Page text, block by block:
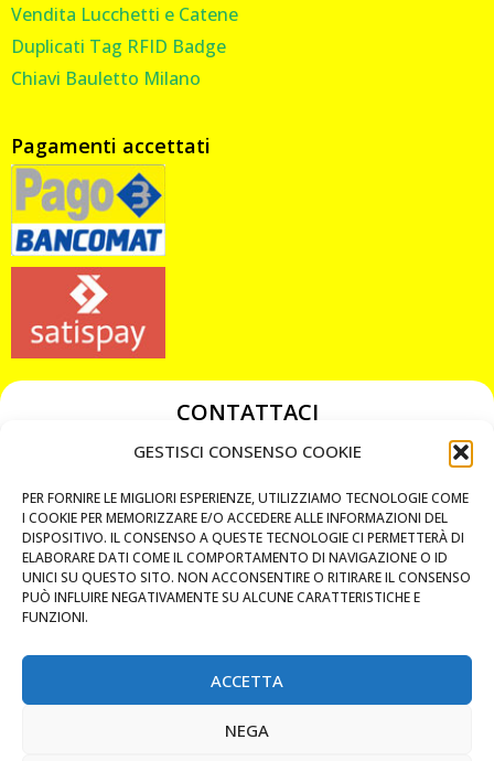
GESTISCI CONSENSO COOKIE
PER FORNIRE LE MIGLIORI ESPERIENZE, UTILIZZIAMO TECNOLOGIE COME
I COOKIE PER MEMORIZZARE E/O ACCEDERE ALLE INFORMAZIONI DEL
DISPOSITIVO. IL CONSENSO A QUESTE TECNOLOGIE CI PERMETTERÀ DI
ELABORARE DATI COME IL COMPORTAMENTO DI NAVIGAZIONE O ID
UNICI SU QUESTO SITO. NON ACCONSENTIRE O RITIRARE IL CONSENSO
PUÒ INFLUIRE NEGATIVAMENTE SU ALCUNE CARATTERISTICHE E
FUNZIONI.
ACCETTA
NEGA
Vendita Lucchetti e Catene
Duplicati Tag RFID Badge
Chiavi Bauletto Milano
Pagamenti accettati
CONTATTACI
349 3863811
chiavicodificate@gmail.com
Privacy Policy
Cookie Policy
MAPS
CHIAMA ORA